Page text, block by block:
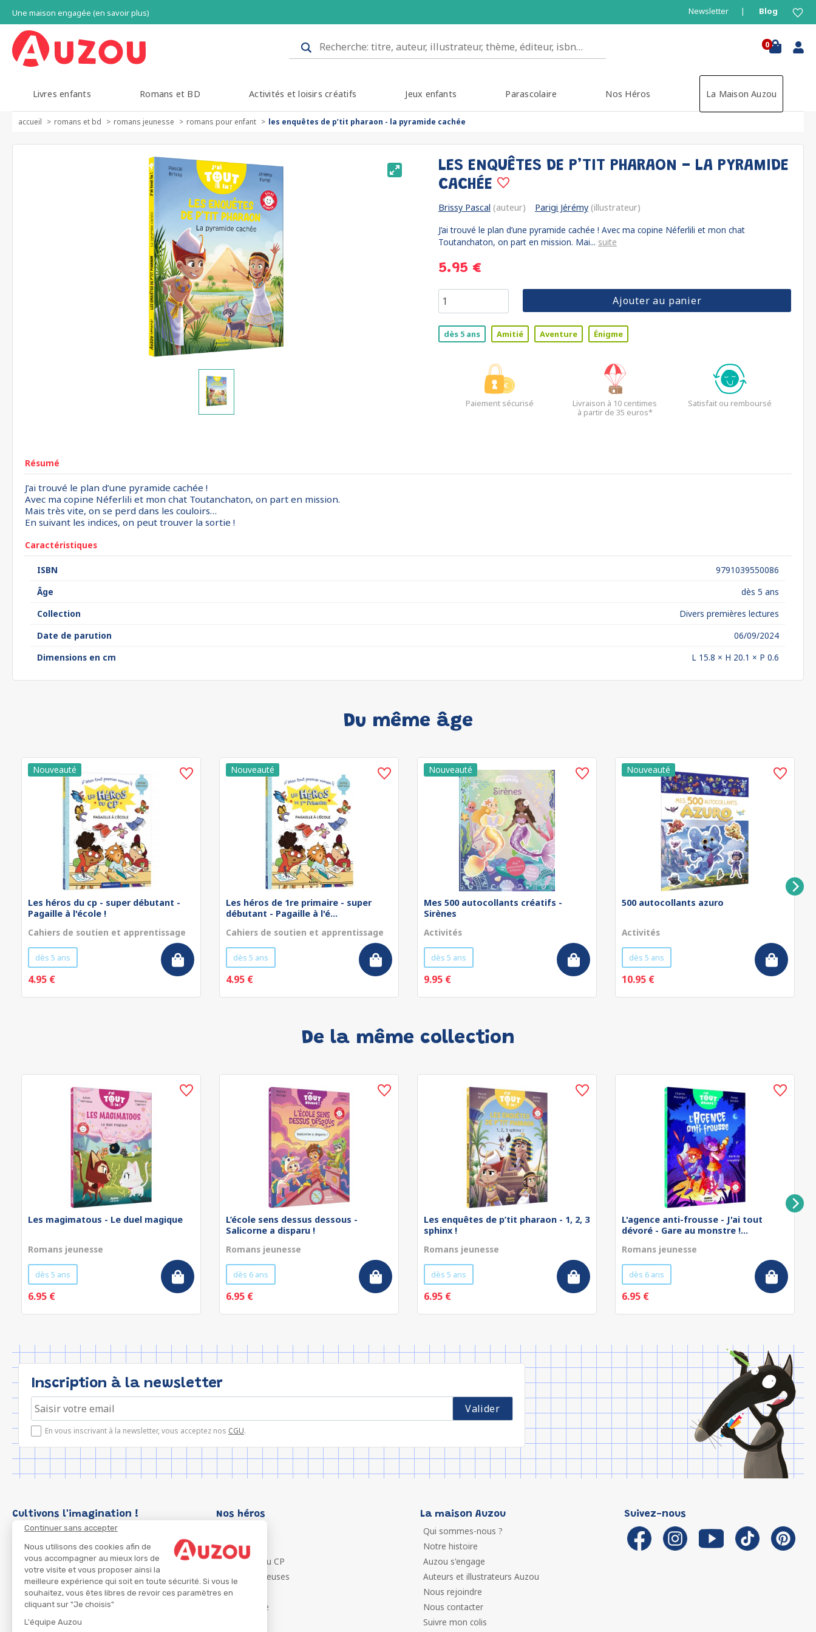
Continuer sans accepter
Nous utilisons des cookies afin de
vous accompagner au mieux lors de
votre visite et vous proposer ainsi la
meilleure expérience qui soit en toute sécurité. Si vous le
souhaitez, vous êtes libres de revoir ces paramètres en
cliquant sur "Je choisis"
L'équipe Auzou
Une maison engagée (en savoir plus) Newsletter Blog
0
Livres enfants Romans et BD Activités et loisirs créatifs Jeux enfants Parascolaire Nos Héros La Maison Auzou
accueil romans et bd romans jeunesse romans pour enfant les enquêtes de p’tit pharaon - la pyramide cachée
LES ENQUÊTES DE P’TIT PHARAON - LA PYRAMIDE
CACHÉE
Brissy Pascal (auteur) Parigi Jérémy (illustrateur)
J’ai trouvé le plan d’une pyramide cachée ! Avec ma copine Néferlili et mon chat
Toutanchaton, on part en mission. Mai... suite
5.95 €
Ajouter au panier
dès 5 ans Amitié Aventure Énigme
Paiement sécurisé
Livraison à 10 centimes
à partir de 35 euros*
Satisfait ou remboursé
Résumé
J’ai trouvé le plan d’une pyramide cachée !
Avec ma copine Néferlili et mon chat Toutanchaton, on part en mission.
Mais très vite, on se perd dans les couloirs…
En suivant les indices, on peut trouver la sortie !
Caractéristiques
ISBN
9791039550086
Âge
dès 5 ans
Collection
Divers premières lectures
Date de parution
06/09/2024
Dimensions en cm
L 15.8 × H 20.1 × P 0.6
Du même âge
Les héros du cp - super débutant -
Pagaille à l'école !
Cahiers de soutien et apprentissage
dès 5 ans
4.95 €
Les héros de 1re primaire - super
débutant - Pagaille à l'é...
Cahiers de soutien et apprentissage
dès 5 ans
4.95 €
Mes 500 autocollants créatifs -
Sirènes
Activités
dès 5 ans
9.95 €
500 autocollants azuro
Activités
dès 5 ans
10.95 €
De la même collection
Les magimatous - Le duel magique
Romans jeunesse
dès 5 ans
6.95 €
L’école sens dessus dessous -
Salicorne a disparu !
Romans jeunesse
dès 6 ans
6.95 €
Les enquêtes de p’tit pharaon - 1, 2, 3
sphinx !
Romans jeunesse
dès 5 ans
6.95 €
L'agence anti-frousse - J'ai tout
dévoré - Gare au monstre !...
Romans jeunesse
dès 6 ans
6.95 €
Inscription à la newsletter
En vous inscrivant à la newsletter, vous acceptez nos CGU.
Cultivons l'imagination ! Nos héros
P'tit Loup
Les Héros du CP
Les Influenceuses
Migali
Petite Taupe
La maison Auzou
Qui sommes-nous ?
Notre histoire
Auzou s'engage
Auteurs et illustrateurs Auzou
Nous rejoindre
Nous contacter
Suivre mon colis
Suivez-nous